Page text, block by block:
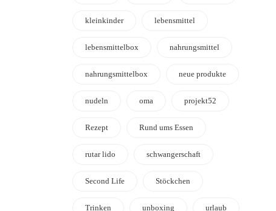
kleinkinder lebensmittel
lebensmittelbox nahrungsmittel
nahrungsmittelbox neue produkte
nudeln oma projekt52
Rezept Rund ums Essen
rutar lido schwangerschaft
Second Life Stöckchen
Trinken unboxing urlaub